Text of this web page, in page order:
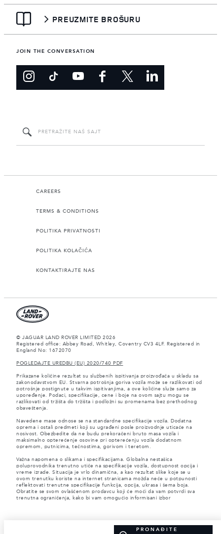
PREUZMITE BROŠURU
JOIN THE CONVERSATION
CAREERS
TERMS & CONDITIONS
POLITIKA PRIVATNOSTI
POLITIKA KOLAČIĆA
KONTAKTIRAJTE NAS
© JAGUAR LAND ROVER LIMITED 2026
Registered office: Abbey Road, Whitley, Coventry CV3 4LF. Registered in
England No: 1672070
POGLEDAJTE UREDBU (EU) 2020/740 PDF
Prikazane količine rezultat su službenih ispitivanja proizvođača u skladu sa
zakonodavstvom EU. Stvarna potrošnja goriva vozila može se razlikovati od
potrošnje postignute u takvim ispitivanjima, a ove količine služe samo za
upoređenje. Podaci, specifikacije, cene i boje na ovom sajtu mogu se
razlikovati od tržišta do tržišta i podložni su promenama bez prethodnog
obaveštenja.
Navedene mase odnose se na standardne specifikacije vozila. Dodatna
oprema i ostali predmeti koji su ugrađeni posle proizvodnje uticaće na
nosivost. Obezbedite da ne budu prekoračeni bruto masa vozila i
maksimalno opterećenje osovine pri opterećenju vozila dodatnom
opremom, putnicima, tečnostima, gorivom i teretom.
Važna napomena o slikama i specifikacijama. Globalna nestašica
poluprovodnika trenutno utiče na specifikacije vozila, dostupnost opcija i
vreme izrade. Situacija je vrlo dinamična, a kao rezultat slike koje se u
ovom trenutku koriste na internet stranicama možda neće u potpunosti
reflektovati trenutne specifikacije funkcija, opcija, ukrasa i šema boja.
Obratite se svom ovlašćenom prodavcu koji će moći da vam potvrdi sva
trenutna ograničenja, kako bi vam omogućio informisani izbor
PRONAĐITE